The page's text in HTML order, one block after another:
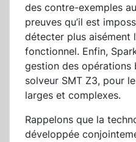
des contre-exemples
preuves qu’il est
détecter plus aisément
fonctionnel. Enfin,
gestion des
solveur SMT Z3, pour
larges et complexes.
Rappelons que la
développée